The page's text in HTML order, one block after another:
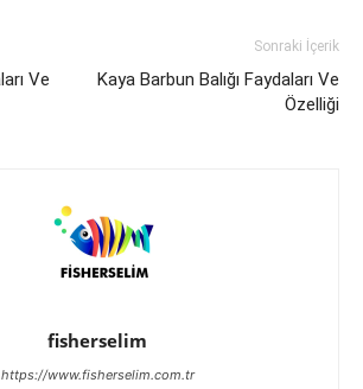
Ve
Sonraki İçerik
Kaya Barbun Balığı Faydaları Ve
Özelliği
fisherselim
https://www.fisherselim.com.tr